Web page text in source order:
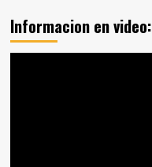
Informacion en video: